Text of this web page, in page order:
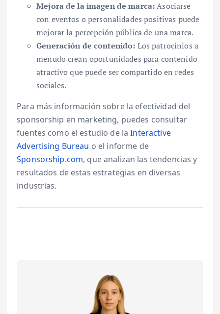
Mejora de la imagen de marca:Asociarse
con eventos o personalidades positivas puede
mejorar la percepción pública de una marca.
Generación de contenido: Los patrocinios a
menudo crean oportunidades para contenido
atractivo que puede ser compartido en redes
sociales.
Para más información sobre la efectividad del
sponsorship en marketing, puedes consultar
fuentes como el estudio de laInteractive
Advertising Bureau o el informe de
Sponsorship.com, que analizan las tendencias y
resultados de estas estrategias en diversas
industrias.